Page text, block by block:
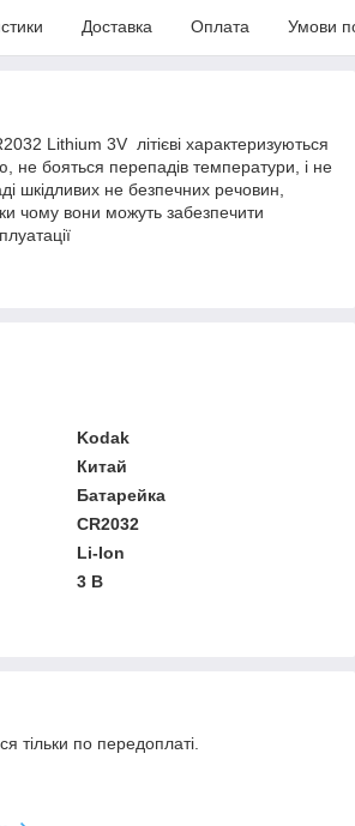
Доставка Оплата Умови
Lithium 3V літієві характеризуються
не бояться перепадів температури, і не
шкідливих не безпечних речовин,
чому вони можуть забезпечити
Kodak
Китай
Батарейка
CR2032
Li-Ion
3 В
тільки по передоплаті.